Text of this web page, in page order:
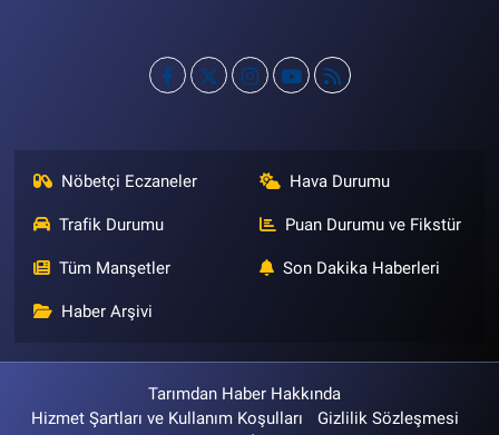
Nöbetçi Eczaneler Hava Durumu
Trafik Durumu Puan Durumu ve Fikstür
Tüm Manşetler Son Dakika Haberleri
Haber Arşivi
Tarımdan Haber Hakkında
Hizmet Şartları ve Kullanım Koşulları
Gizlilik Sözleşmesi